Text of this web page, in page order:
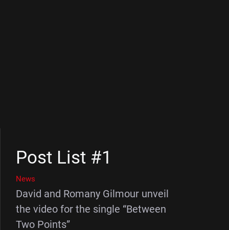
Post List #1
News
David and Romany Gilmour unveil
the video for the single “Between
Two Points”